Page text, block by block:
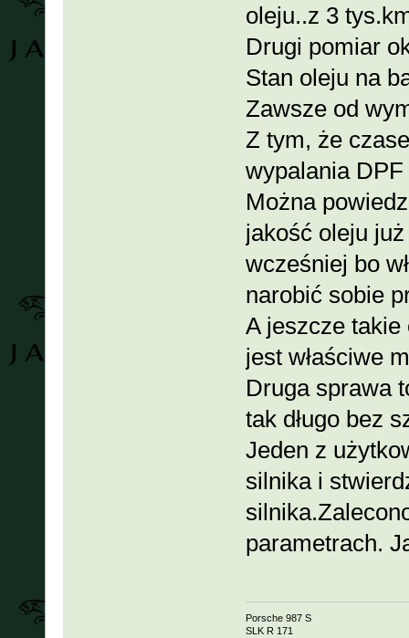
oleju..z 3
Drugi pomiar
Stan oleju na
Zawsze od
Z tym, że
wypalania
Można
jakość oleju
wcześniej bo
narobić sobie
A jeszcze
jest właściwe
Druga sprawa
tak długo bez
Jeden z
silnika i
parametrach.
Porsche 987 S
SLK R 171